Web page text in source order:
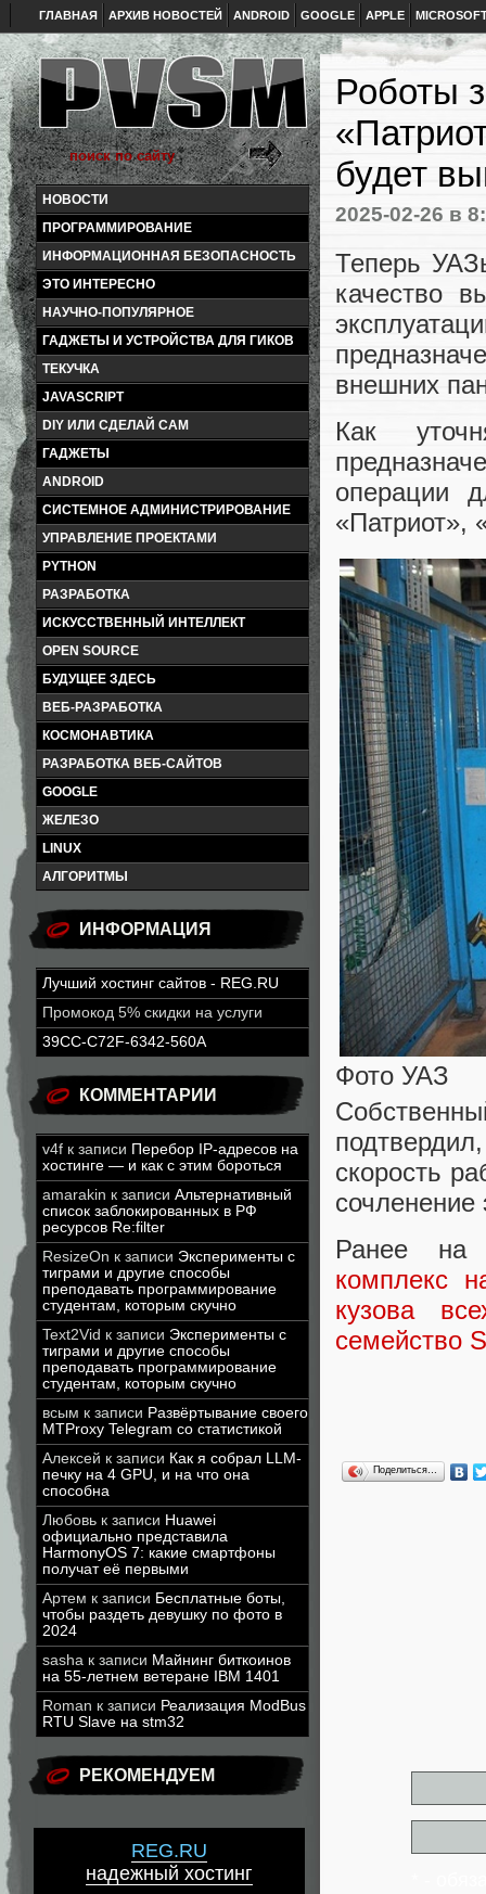
ГЛАВНАЯ АРХИВ НОВОСТЕЙ ANDROID GOOGLE APPLE
НОВОСТИ
ПРОГРАММИРОВАНИЕ
ИНФОРМАЦИОННАЯ БЕЗОПАСНОСТЬ
ЭТО ИНТЕРЕСНО
НАУЧНО-ПОПУЛЯРНОЕ
ГАДЖЕТЫ И УСТРОЙСТВА ДЛЯ ГИКОВ
ТЕКУЧКА
JAVASCRIPT
DIY ИЛИ СДЕЛАЙ САМ
ГАДЖЕТЫ
ANDROID
СИСТЕМНОЕ АДМИНИСТРИРОВАНИЕ
УПРАВЛЕНИЕ ПРОЕКТАМИ
PYTHON
РАЗРАБОТКА
ИСКУССТВЕННЫЙ ИНТЕЛЛЕКТ
OPEN SOURCE
БУДУЩЕЕ ЗДЕСЬ
ВЕБ-РАЗРАБОТКА
КОСМОНАВТИКА
РАЗРАБОТКА ВЕБ-САЙТОВ
GOOGLE
ЖЕЛЕЗО
LINUX
АЛГОРИТМЫ
ИНФОРМАЦИЯ
Лучший хостинг сайтов - REG.RU
Промокод 5% скидки на услуги
39CC-C72F-6342-560A
КОММЕНТАРИИ
v4f к записи Перебор IP-адресов на
хостинге — и как с этим бороться
amarakin к записи Альтернативный
список заблокированных в РФ
ресурсов Re:filter
ResizeOn к записи Эксперименты с
тиграми и другие способы
преподавать программирование
студентам, которым скучно
Text2Vid к записи Эксперименты с
тиграми и другие способы
преподавать программирование
студентам, которым скучно
всым к записи Развёртывание своего
MTProxy Telegram со статистикой
Алексей к записи Как я собрал LLM-
печку на 4 GPU, и на что она
способна
Любовь к записи Huawei
официально представила
HarmonyOS 7: какие смартфоны
получат её первыми
Артем к записи Бесплатные боты,
чтобы раздеть девушку по фото в
2024
sasha к записи Майнинг биткоинов
на 55-летнем ветеране IBM 1401
Roman к записи Реализация ModBus
RTU Slave на stm32
РЕКОМЕНДУЕМ
REG.RU
надежный хостинг
Роботы
будет
2025-02-26 в
Теперь
качество
внешних
Как
операции
«Патриот»,
Фото УАЗ
скорость
сочленение
Ранее на
комплекс
кузова
семейство
Поделиться…